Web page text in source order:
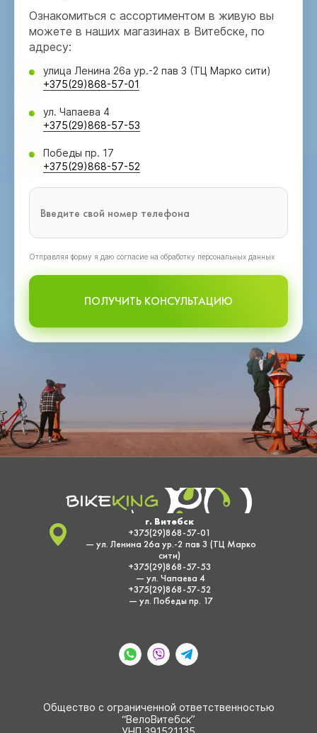
Ознакомиться с ассортиментом в живую вы
можете в наших магазинах в Витебске, по
адресу:
улица Ленина 26а ур.-2 пав 3 (ТЦ Марко сити)
+375(29)868-57-01
ул. Чапаева 4
+375(29)868-57-53
Победы пр. 17
+375(29)868-57-52
Oтправляя форму я даю согласие на обработку персональных данных
ПОЛУЧИТЬ КОНСУЛЬТАЦИЮ
г. Витебск
+375(29)868-57-01
— ул. Ленина 26а ур.-2 пав 3 (ТЦ Марко
сити)
+375(29)868-57-53
— ул. Чапаева 4
+375(29)868-57-52
— ул. Победы пр. 17
Общество с ограниченной ответственностью
“ВелоВитебск”